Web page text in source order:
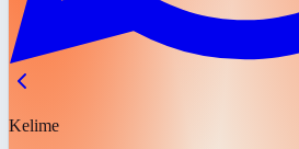
Kelime